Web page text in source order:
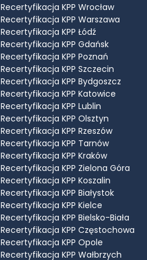
Recertyfikacja KPP Wrocław
Recertyfikacja KPP Warszawa
Recertyfikacja KPP Łódź
Recertyfikacja KPP Gdańsk
Recertyfikacja KPP Poznań
Recertyfikacja KPP Szczecin
Recertyfikacja KPP Bydgoszcz
Recertyfikacja KPP Katowice
Recertyfikacja KPP Lublin
Recertyfikacja KPP Olsztyn
Recertyfikacja KPP Rzeszów
Recertyfikacja KPP Tarnów
Recertyfikacja KPP Kraków
Recertyfikacja KPP Zielona Góra
Recertyfikacja KPP Koszalin
Recertyfikacja KPP Białystok
Recertyfikacja KPP Kielce
Recertyfikacja KPP Bielsko-Biała
Recertyfikacja KPP Częstochowa
Recertyfikacja KPP Opole
Recertyfikacja KPP Wałbrzych